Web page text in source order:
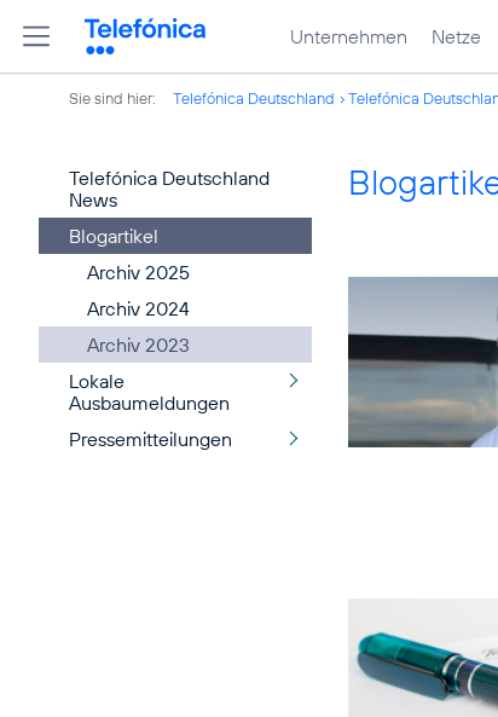
Unternehmen Netze
Sie sind hier: Telefónica Deutschland Telefónica
Telefónica Deutschland
News
Blogartikel
Archiv 2025
Archiv 2024
Archiv 2023
Lokale
Ausbaumeldungen
Pressemitteilungen